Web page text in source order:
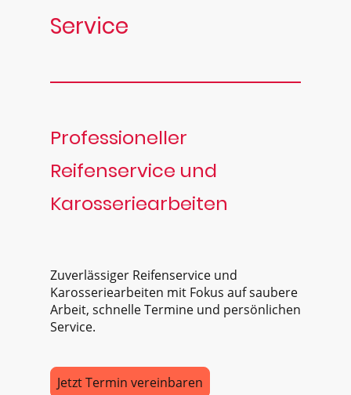
Service
Professioneller
Reifenservice und
Karosseriearbeiten
Zuverlässiger Reifenservice und
Karosseriearbeiten mit Fokus auf saubere
Arbeit, schnelle Termine und persönlichen
Service.
Jetzt Termin vereinbaren